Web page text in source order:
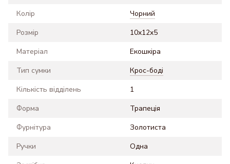
Колір
Чорний
Розмір
10x12x5
Матеріал
Екошкіра
Тип сумки
Крос-боді
Кількість відділень
1
Форма
Трапеція
Фурнітура
Золотиста
Ручки
Одна